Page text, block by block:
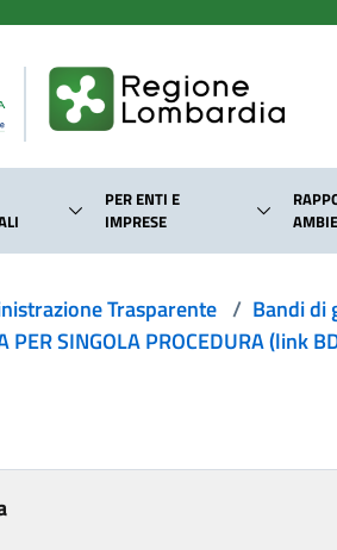
PER ENTI E
IMPRESE
Trasparente / Bandi di
PER SINGOLA PROCEDURA (link